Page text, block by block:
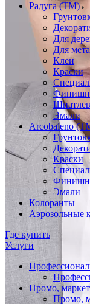
Радуга (ТМ)
Для
Для
Клеи
Краски
Эмали
Arcobaleno
Краски
Эмали
Колоранты
Аэрозольные
Где купить
Услуги
Промо,
Промо,